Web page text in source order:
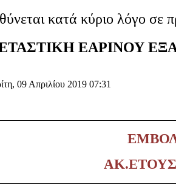
κατά κύριο λόγο
ΕΑΡΙΝΟΥ
09 Απριλίου 2019 07:31
ΑΚ.ΕΤΟΥΣ